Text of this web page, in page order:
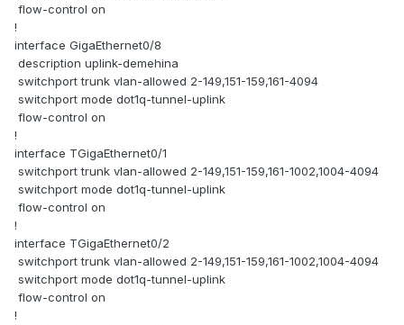
flow-control on
!
interface GigaEthernet0/8
description uplink-demehina
switchport trunk vlan-allowed 2-149,151-159,161-4094
switchport mode dot1q-tunnel-uplink
flow-control on
!
interface TGigaEthernet0/1
switchport trunk vlan-allowed 2-149,151-159,161-1002,1004-4094
switchport mode dot1q-tunnel-uplink
flow-control on
!
interface TGigaEthernet0/2
switchport trunk vlan-allowed 2-149,151-159,161-1002,1004-4094
switchport mode dot1q-tunnel-uplink
flow-control on
!